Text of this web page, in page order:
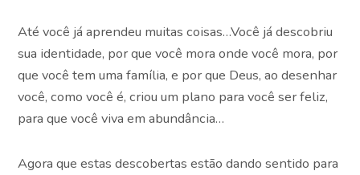
Até você já aprendeu muitas coisas…Você já descobriu
sua identidade, por que você mora onde você mora, por
que você tem uma família, e por que Deus, ao desenhar
você, como você é, criou um plano para você ser feliz,
para que você viva em abundância…
Agora que estas descobertas estão dando sentido para